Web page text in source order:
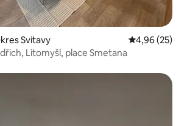
Svitavy Note
4,96 (25)
Litomyšl, place Smetana